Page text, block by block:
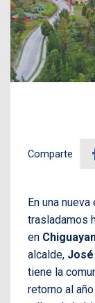
Comparte
En una
trasladamos
en
alcalde,
tiene la
retorno al